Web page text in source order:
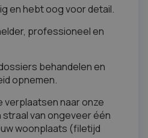
en hebt oog voor detail.
professioneel en
behandelen en
opnemen.
verplaatsen naar onze
van ongeveer één
woonplaats (filetijd